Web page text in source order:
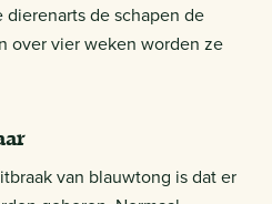
de schapen de
over vier weken worden ze
van blauwtong is dat er